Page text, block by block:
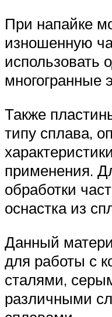
При напайке
изношенную
использовать
многогранные
Также
типу сплава,
применения.
обработки
оснастка из
Данный
для работы с
сталями,
различными